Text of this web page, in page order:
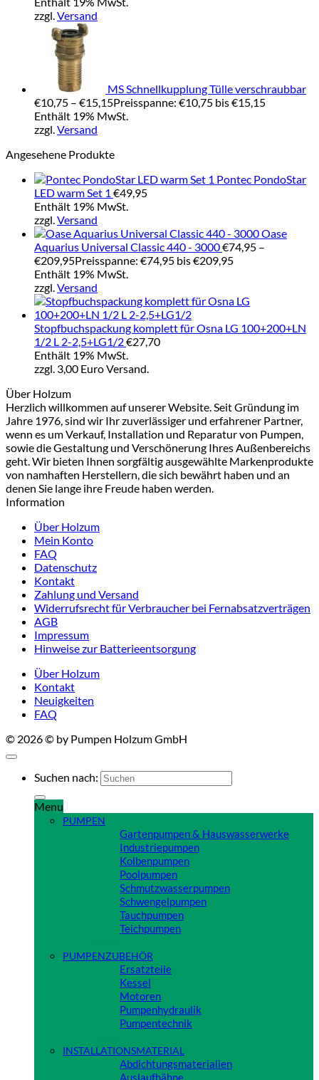
zzgl.Versand
MS Schnellkupplung Tülle verschraubbar
€10,75 – €15,15Preisspanne: €10,75 bis €15,15
Enthält 19% MwSt.
zzgl.Versand
Angesehene Produkte
Pontec PondoStar
LED warm Set 1 €49,95
Enthält 19% MwSt.
zzgl.Versand
Oase
Aquarius Universal Classic 440 - 3000€74,95 –
€209,95Preisspanne: €74,95 bis €209,95
Enthält 19% MwSt.
zzgl.Versand
Stopfbuchspackung komplett für Osna LG 100+200+LN
1/2 L 2-2,5+LG1/2€27,70
Enthält 19% MwSt.
zzgl. 3,00 Euro Versand.
Über Holzum
Herzlich willkommen auf unserer Website. Seit Gründung im
Jahre 1976, sind wir Ihr zuverlässiger und erfahrener Partner,
wenn es um Verkauf, Installation und Reparatur von Pumpen,
sowie die Gestaltung und Verschönerung Ihres Außenbereichs
geht. Wir bieten Ihnen sorgfältig ausgewählte Markenprodukte
von namhaften Herstellern, die sich bewährt haben und an
denen Sie lange ihre Freude haben werden.
Information
Über Holzum
Mein Konto
FAQ
Datenschutz
Kontakt
Zahlung und Versand
Widerrufsrecht für Verbraucher bei Fernabsatzverträgen
AGB
Impressum
Hinweise zur Batterieentsorgung
Über Holzum
Kontakt
Neuigkeiten
FAQ
© 2026 © by Pumpen Holzum GmbH
Suchen nach:
Menu
PUMPEN
Gartenpumpen & Hauswasserwerke
Industriepumpen
Kolbenpumpen
Poolpumpen
Schmutzwasserpumpen
Schwengelpumpen
Tauchpumpen
Teichpumpen
PUMPENZUBEHÖR
Ersatzteile
Kessel
Motoren
Pumpenhydraulik
Pumpentechnik
INSTALLATIONSMATERIAL
Abdichtungsmaterialien
Auslaufhähne